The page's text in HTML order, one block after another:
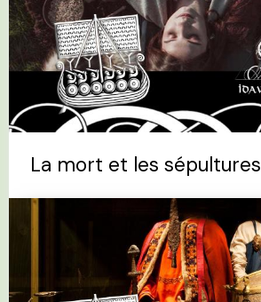
La mort et les sépultures